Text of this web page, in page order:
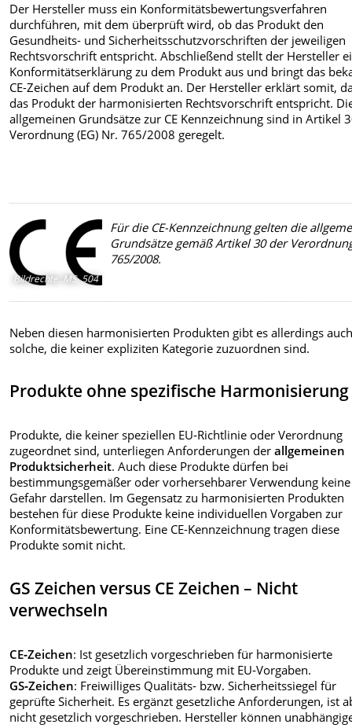
Der Hersteller muss ein Konformitätsbewertungsverfahren
durchführen, mit dem überprüft wird, ob das Produkt den
Gesundheits- und Sicherheitsschutzvorschriften der jeweiligen
Rechtsvorschrift entspricht. Abschließend stellt der Hersteller
Konformitätserklärung zu dem Produkt aus und bringt das
CE-Zeichen auf dem Produkt an. Der Hersteller erklärt somit,
das Produkt der harmonisierten Rechtsvorschrift entspricht.
allgemeinen Grundsätze zur CE Kennzeichnung sind in Artikel
Verordnung (EG) Nr. 765/2008 geregelt.
Bildrechte: MS, 504
Für die CE-Kennzeichnung gelten die
Grundsätze gemäß Artikel 30 der
765/2008.
Neben diesen harmonisierten Produkten gibt es allerdings
solche, die keiner expliziten Kategorie zuzuordnen sind.
Produkte ohne spezifische Harmonisierung
Produkte, die keiner speziellen EU‑Richtlinie oder Verordnung
zugeordnet sind, unterliegen Anforderungen derallgemeinen
Produktsicherheit. Auch diese Produkte dürfen bei
bestimmungsgemäßer oder vorhersehbarer Verwendung keine
Gefahr darstellen. Im Gegensatz zu harmonisierten Produkten
bestehen für diese Produkte keine individuellen Vorgaben zur
Konformitätsbewertung. Eine CE-Kennzeichnung tragen diese
Produkte somit nicht.
GS Zeichen versus CE Zeichen – Nicht
verwechseln
CE‑Zeichen: Ist gesetzlich vorgeschrieben für harmonisierte
Produkte und zeigt Übereinstimmung mit EU‑Vorgaben.
GS‑Zeichen: Freiwilliges Qualitäts- bzw. Sicherheitssiegel für
geprüfte Sicherheit. Es ergänzt gesetzliche Anforderungen, ist
nicht gesetzlich vorgeschrieben. Hersteller können